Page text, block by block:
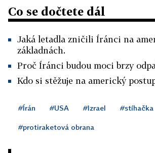
Co se dočtete dál
Jaká letadla zničili Íránci na
základnách.
Proč Íránci budou moci brzy
Kdo si stěžuje na americký
#Írán #USA #Izrael #stíhačka
#protiraketová obrana